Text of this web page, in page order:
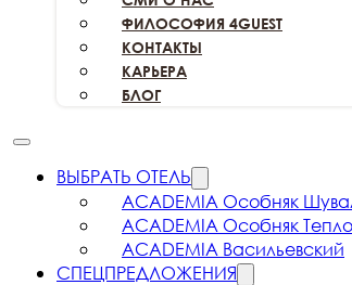
ФИЛОСОФИЯ 4GUEST
КОНТАКТЫ
КАРЬЕРА
БЛОГ
ВЫБРАТЬ ОТЕЛЬ
ACADEMIA Особняк
ACADEMIA Особняк
ACADEMIA Васильевский
СПЕЦПРЕДЛОЖЕНИЯ